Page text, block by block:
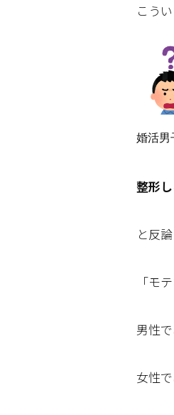
こう
婚活男
整形
と反
「モ
男性
女性